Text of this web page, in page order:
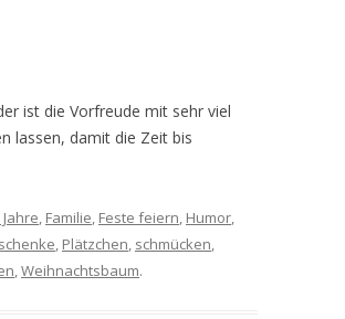
ist die Vorfreude mit sehr viel
lassen, damit die Zeit bis
, Familie, Feste feiern, Humor,
, Plätzchen, schmücken,
,Weihnachtsbaum.